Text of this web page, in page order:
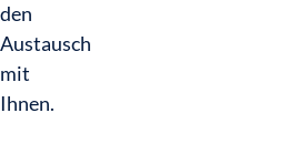
den
Austausch
mit
Ihnen.